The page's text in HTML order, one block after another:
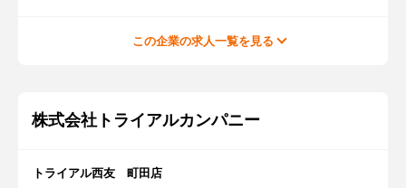
この企業の求人一覧を見る
株式会社トライアルカンパニー
トライアル西友 町田店